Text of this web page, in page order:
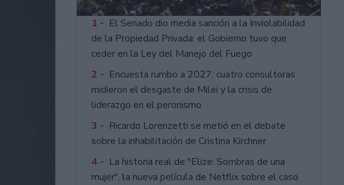
1 - El Senado dio media sanción a la Inviolabilidad
de la Propiedad Privada: el Gobierno tuvo que
ceder en la Ley del Manejo del Fuego
2 - Encuesta rumbo a 2027: cuatro consultoras
midieron el desgaste de Milei y la crisis de
liderazgo en el peronismo
3 - Ricardo Lorenzetti se metió en el debate
sobre la inhabilitación de Cristina Kirchner
4 - La historia real de "Elize: Sombras de una
mujer", la nueva película de Netflix sobre el caso